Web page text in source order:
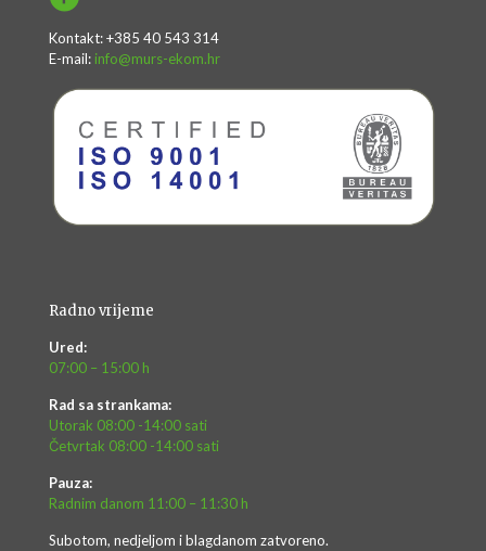
Kontakt: +385 40 543 314
E-mail: info@murs-ekom.hr
Radno vrijeme
Ured:
07:00 – 15:00 h
Rad sa strankama:
Utorak 08:00 -14:00 sati
Četvrtak 08:00 -14:00 sati
Pauza:
Radnim danom 11:00 – 11:30 h
Subotom, nedjeljom i blagdanom zatvoreno.